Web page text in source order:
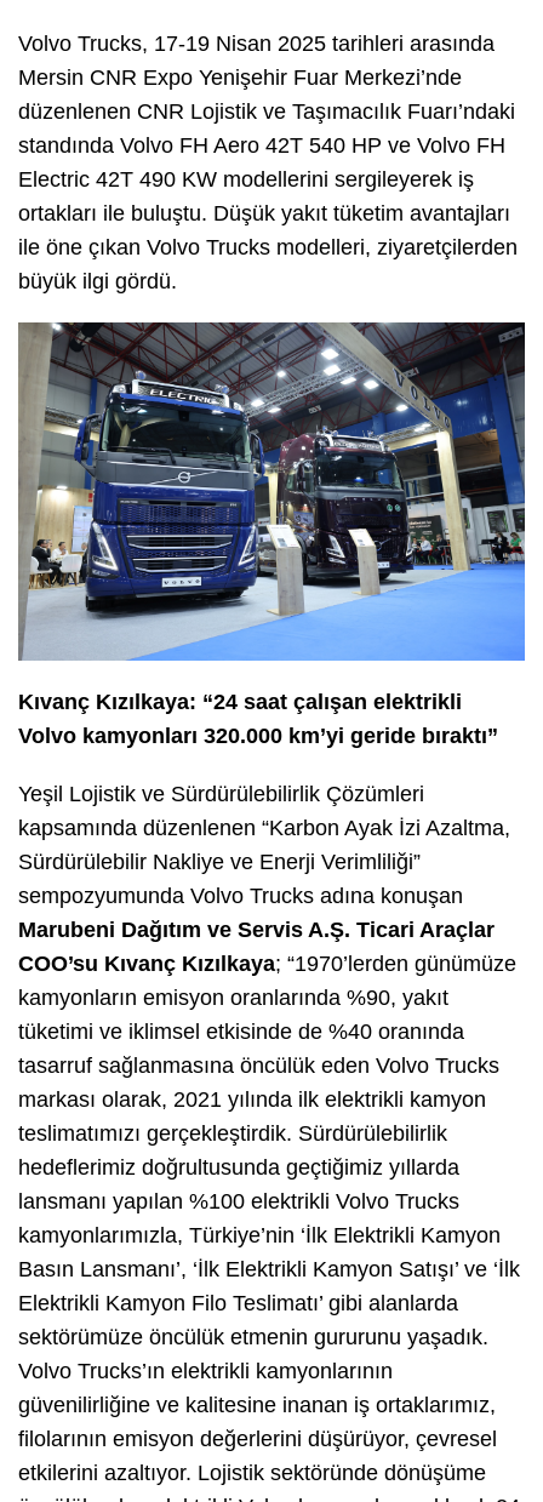
Volvo Trucks, 17-19 Nisan 2025 tarihleri arasında
Mersin CNR Expo Yenişehir Fuar Merkezi’nde
düzenlenen CNR Lojistik ve Taşımacılık Fuarı’ndaki
standında Volvo FH Aero 42T 540 HP ve Volvo FH
Electric 42T 490 KW modellerini sergileyerek iş
ortakları ile buluştu. Düşük yakıt tüketim avantajları
ile öne çıkan Volvo Trucks modelleri, ziyaretçilerden
büyük ilgi gördü.
Kıvanç Kızılkaya: “24 saat çalışan elektrikli
Volvo kamyonları 320.000 km’yi geride bıraktı”
Yeşil Lojistik ve Sürdürülebilirlik Çözümleri
kapsamında düzenlenen “Karbon Ayak İzi Azaltma,
Sürdürülebilir Nakliye ve Enerji Verimliliği”
sempozyumunda Volvo Trucks adına konuşan
Marubeni Dağıtım ve Servis A.Ş. Ticari Araçlar
COO’su Kıvanç Kızılkaya; “1970’lerden günümüze
kamyonların emisyon oranlarında %90, yakıt
tüketimi ve iklimsel etkisinde de %40 oranında
tasarruf sağlanmasına öncülük eden Volvo Trucks
markası olarak, 2021 yılında ilk elektrikli kamyon
teslimatımızı gerçekleştirdik. Sürdürülebilirlik
hedeflerimiz doğrultusunda geçtiğimiz yıllarda
lansmanı yapılan %100 elektrikli Volvo Trucks
kamyonlarımızla, Türkiye’nin ‘İlk Elektrikli Kamyon
Basın Lansmanı’, ‘İlk Elektrikli Kamyon Satışı’ ve ‘İlk
Elektrikli Kamyon Filo Teslimatı’ gibi alanlarda
sektörümüze öncülük etmenin gururunu yaşadık.
Volvo Trucks’ın elektrikli kamyonlarının
güvenilirliğine ve kalitesine inanan iş ortaklarımız,
filolarının emisyon değerlerini düşürüyor, çevresel
etkilerini azaltıyor. Lojistik sektöründe dönüşüme